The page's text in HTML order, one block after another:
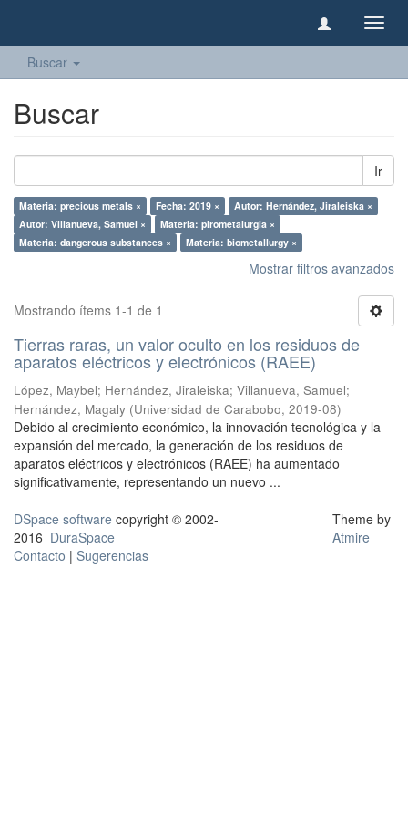
Buscar
Buscar
Ir
Materia: precious metals × Fecha: 2019 ×
Autor: Hernández, Jiraleiska ×
Autor: Villanueva, Samuel ×
Materia: pirometalurgia ×
Materia: dangerous substances ×
Materia: biometallurgy ×
Mostrar filtros avanzados
Mostrando ítems 1-1 de 1
Tierras raras, un valor oculto en los residuos de
aparatos eléctricos y electrónicos (RAEE)
López, Maybel; Hernández, Jiraleiska; Villanueva, Samuel;
Hernández, Magaly (Universidad de Carabobo, 2019-08)
Debido al crecimiento económico, la innovación tecnológica y la
expansión del mercado, la generación de los residuos de
aparatos eléctricos y electrónicos (RAEE) ha aumentado
significativamente, representando un nuevo ...
DSpace software copyright © 2002-
2016 DuraSpace
Contacto | Sugerencias
Theme by
Atmire